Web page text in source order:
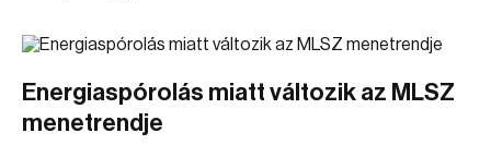
Energiaspórolás miatt változik az MLSZ
menetrendje